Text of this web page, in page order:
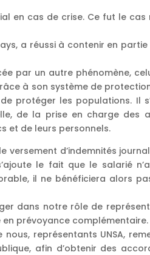
en cas de crise. Ce fut le cas
a réussi à contenir en
par un autre phénomène,
à son système de
protéger les populations. Il
de la prise en charge des
et de leurs personnels.
d’indemnités
le fait que le salarié
il ne bénéficiera alors
dans notre rôle de
prévoyance complémentaire.
représentants UNSA,
afin d’obtenir des